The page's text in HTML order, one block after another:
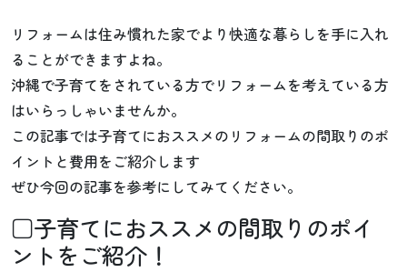
リフォームは住み慣れた家でより快適な暮らしを手に入れ
ることができますよね。
沖縄で子育てをされている方でリフォームを考えている方
はいらっしゃいませんか。
この記事では子育てにおススメのリフォームの間取りのポ
イントと費用をご紹介します
ぜひ今回の記事を参考にしてみてください。
□子育てにおススメの間取りのポイ
ントをご紹介！